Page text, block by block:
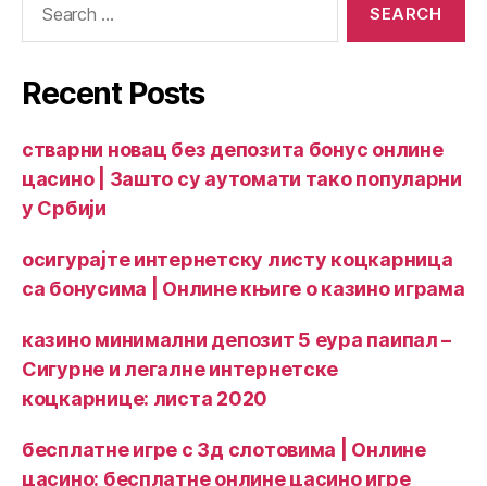
Recent Posts
стварни новац без депозита бонус онлине
цасино | Зашто су аутомати тако популарни
у Србији
осигурајте интернетску листу коцкарница
са бонусима | Онлине књиге о казино играма
казино минимални депозит 5 еура паипал –
Сигурне и легалне интернетске
коцкарнице: листа 2020
бесплатне игре с 3д слотовима | Онлине
цасино: бесплатне онлине цасино игре